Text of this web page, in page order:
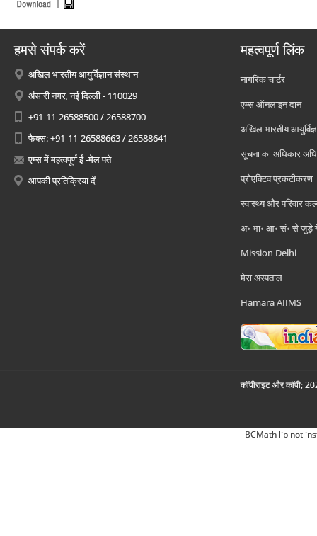
हमसे संपर्क करें
अखिल भारतीय आयुर्विज्ञान संस्थान
अंसारी नगर, नई दिल्ली - 110029
+91-11-26588500 / 26588700
फैक्स: +91-11-26588663 / 26588641
एम्स में महत्वपूर्ण ई -मेल पते
आपकी प्रतिक्रिया दें
महत्वपूर्ण लिंक
नागरिक चार्टर
एम्स ऑनलाइन दान
अखिल भारतीय
सूचना का अधिकार
प्रोएक्टिव प्रकटीकरण
स्वास्थ्य और परिवार
अ॰ भा॰ आ॰ सं॰ से जुड़े
Mission Delhi
मेरा अस्पताल
Hamara AIIMS
कॉपीराइट और कॉपी;
BCMath lib not